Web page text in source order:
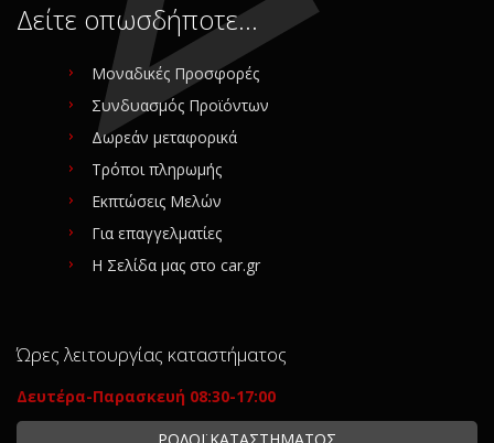
Δείτε οπωσδήποτε…
Μοναδικές Προσφορές
Συνδυασμός Προϊόντων
Δωρεάν μεταφορικά
Τρόποι πληρωμής
Εκπτώσεις Μελών
Για επαγγελματίες
Η Σελίδα μας στο car.gr
Ώρες λειτουργίας καταστήματος
Δευτέρα-Παρασκευή 08:30-17:00
ΡΟΛΟΪ ΚΑΤΑΣΤΗΜΑΤΟΣ